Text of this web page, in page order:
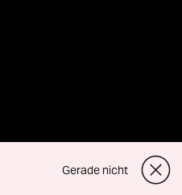
Gerade nicht